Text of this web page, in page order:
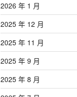
2026 年 1 月
2025 年 12 月
2025 年 11 月
2025 年 9 月
2025 年 8 月